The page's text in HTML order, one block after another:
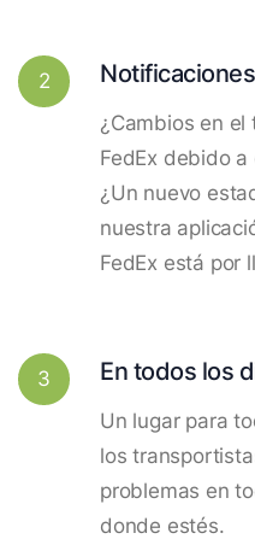
2 Notificaciones
¿Cambios en
FedEx debido
¿Un nuevo
nuestra
FedEx está por
3 En todos los
Un lugar para
los
problemas en
donde estés.